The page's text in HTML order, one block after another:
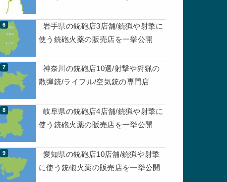
岩手県の銃砲店3店舗/銃猟や射撃に
使う銃砲火薬の販売店を一挙公開
神奈川の銃砲店10選/射撃や狩猟の
散弾銃/ライフル/空気銃の専門店
岐阜県の銃砲店4店舗/銃猟や射撃に
使う銃砲火薬の販売店を一挙公開
愛知県の銃砲店10店舗/銃猟や射撃
に使う銃砲火薬の販売店を一挙公開